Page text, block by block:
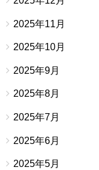
2025年11月
2025年10月
2025年9月
2025年8月
2025年7月
2025年6月
2025年5月